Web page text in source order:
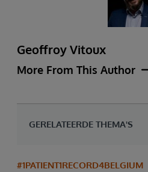
Geoffroy Vitoux
More From This Author
GERELATEERDE THEMA'S
#1PATIENT1RECORD4BELGIUM